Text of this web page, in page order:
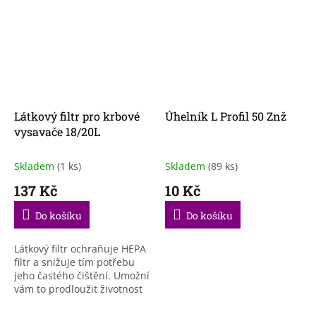
Látkový filtr pro krbové
vysavače 18/20L
Skladem (1 ks)
137 Kč
Do košíku
Látkový filtr ochraňuje HEPA
filtr a snižuje tím potřebu
jeho častého čištění. Umožní
vám to prodloužit životnost
Úhelník L Profil 50 Znž
Skladem (89 ks)
10 Kč
Do košíku